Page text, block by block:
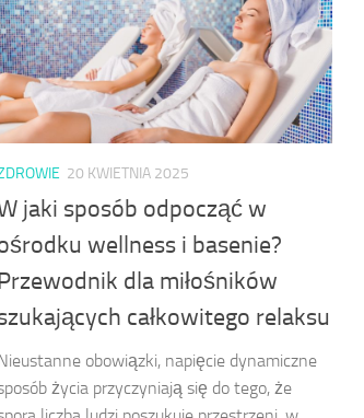
20 KWIETNIA 2025
jaki sposób odpocząć w
wellness i basenie?
dla miłośników
całkowitego relaksu
obowiązki, napięcie dynamiczne
życia przyczyniają się do tego, że